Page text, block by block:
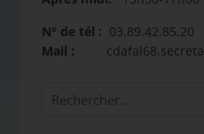
N° de tél : 03.89.42.85.20
Mail :